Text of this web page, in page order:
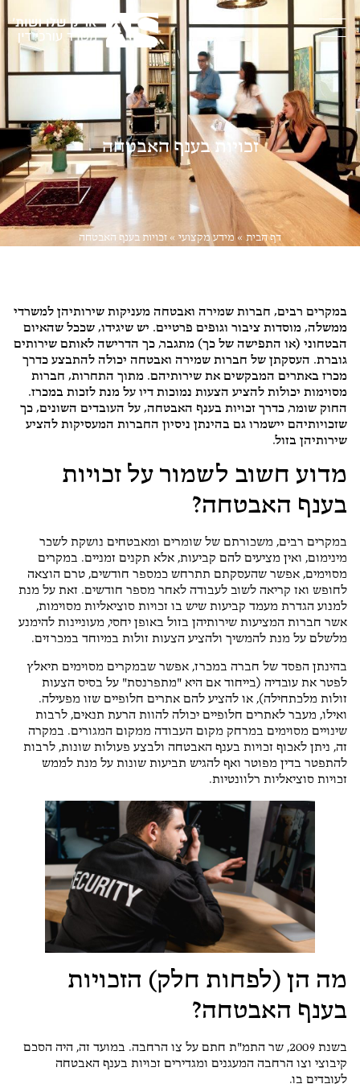
זכויות בענף האבטחה
דף הבית » מידע מקצועי » זכויות בענף האבטחה
במקרים רבים, חברות שמירה ואבטחה מעניקות שירותיהן למשרדי
ממשלה, מוסדות ציבור וגופים פרטיים. יש שיגידו, שככל שהאיום
הבטחוני (או התפישה של כך) מתגבר, כך הדרישה לאותם שירותים
גוברת. העסקתן של חברות שמירה ואבטחה יכולה להתבצע כדרך
מכרז באתרים המבקשים את שירותיהם. מתוך התחרות, חברות
מסוימות יכולות להציע הצעות נמוכות דיו על מנת לזכות במכרז.
החוק שומר, כדרך זכויות בענף האבטחה, על העובדים השונים, כך
שזכויותיהם יישמרו גם בהינתן ניסיון החברות המעסיקות להציע
שירותיהן בזול.
מדוע חשוב לשמור על זכויות
בענף האבטחה?
במקרים רבים, משכורתם של שומרים ומאבטחים נושקת לשכר
מינימום, ואין מציעים להם קביעות, אלא תקנים זמניים. במקרים
מסוימים, אפשר שהעסקתם תתרחש כמספר חודשים, טרם הוצאה
לחופש ואז קריאה לשוב לעבודה לאחר מספר חודשים. זאת על מנת
למנוע הגדרת מעמד קביעות שיש בו זכויות סוציאליות מסוימות,
אשר חברות המציעות שירותיהן בזול באופן יחסי, מעוניינות להימנע
מלשלם על מנת להמשיך ולהציע הצעות זולות במיוחד במכרזים.
בהינתן הפסד של חברה במכרז, אפשר שבמקרים מסוימים תיאלץ
לפטר את עובדיה (בייחוד אם היא "מתפרנסת" על בסיס הצעות
זולות מלכתחילה), או להציע להם אתרים חלופיים שזו מפעילה.
ואילו, מעבר לאתרים חלופיים יכולה להוות הרעת תנאים, לרבות
שינויים מסוימים במרחק מקום העבודה ממקום המגורים. במקרה
זה, ניתן לאכוף זכויות בענף האבטחה ולבצע פעולות שונות, לרבות
להתפטר בדין מפוטר ואף להגיש תביעות שונות על מנת לממש
זכויות סוציאליות רלוונטיות.
מה הן (לפחות חלק) הזכויות
בענף האבטחה?
בשנת 2009, שר התמ"ת חתם על צו הרחבה. במועד זה, היה הסכם
קיבוצי וצו הרחבה המעגנים ומגדירים זכויות בענף האבטחה
לעובדים בו.